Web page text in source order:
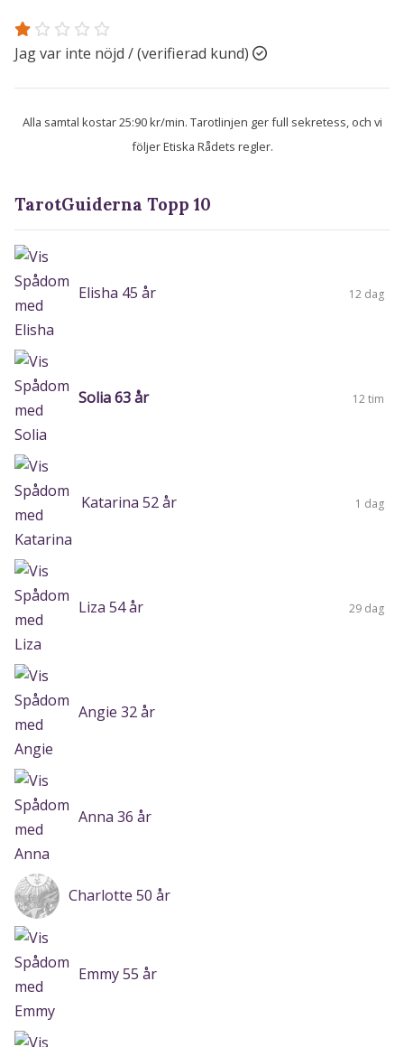
TarotGuiderna Topp 10
Elisha 45 år 12 dag
Solia 63 år 12 tim
Katarina 52 år 1 dag
Liza 54 år 29 dag
Angie 32 år
Anna 36 år
Charlotte 50 år
Emmy 55 år
Jag var inte nöjd / (verifierad kund)
Alla samtal kostar 25:90 kr/min. Tarotlinjen ger full sekretess, och vi
följer Etiska Rådets regler.